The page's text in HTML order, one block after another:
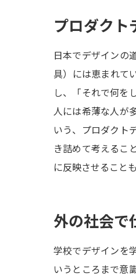
プロダクト
日本でデザインの
具）には恵まれて
し、「それで何を
人には希薄な人が
いう、プロダクト
き詰めて考えるこ
に反映させること
外の社会で
学校でデザインを
いうところまで意